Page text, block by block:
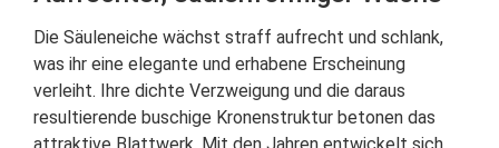
Die Säuleneiche wächst straff aufrecht und schlank,
was ihr eine elegante und erhabene Erscheinung
verleiht. Ihre dichte Verzweigung und die daraus
resultierende buschige Kronenstruktur betonen das